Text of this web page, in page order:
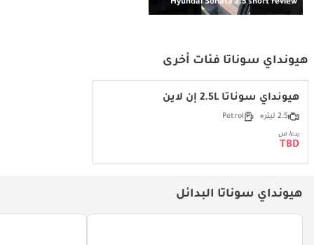
Hyundai Sonata 2.5 short review
هيونداي سوناتا فئات أخرى
هيونداي سوناتا 2.5L إن لاين
2.5 ليتر Petrol
بدءا من
TBD
هيونداي سوناتا البدائل